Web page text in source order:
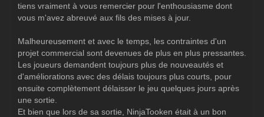
tiens vraiment à vous remercier pour l'enthousiasme dont
vous m'avez abreuvé aux fils des mises à jour.
Malheureusement et avec le temps, les contraintes d'un
projet commercial sont devenues de plus en plus pressantes.
Les joueurs demandent toujours plus de nouveautés et
d'améliorations avec des délais toujours plus courts, pour
ensuite complètement délaisser le jeu quelques jours après
une sortie.
Et bien que lors de sa sortie, NinjaTooken était à un bon